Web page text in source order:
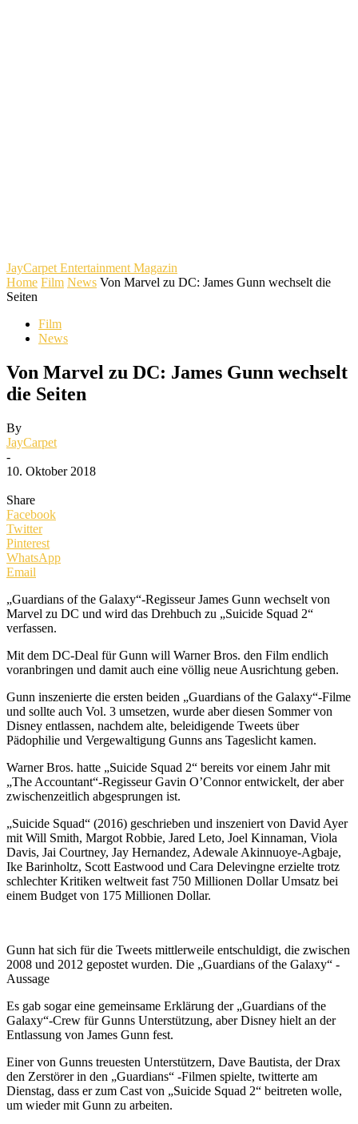
JayCarpet Entertainment Magazin
Home Film News Von Marvel zu DC: James Gunn wechselt die
Seiten
Film
News
Von Marvel zu DC: James Gunn wechselt
die Seiten
By
JayCarpet
-
10. Oktober 2018
Share
Facebook
Twitter
Pinterest
WhatsApp
Email
„Guardians of the Galaxy“-Regisseur James Gunn wechselt von
Marvel zu DC und wird das Drehbuch zu „Suicide Squad 2“
verfassen.
Mit dem DC-Deal für Gunn will Warner Bros. den Film endlich
voranbringen und damit auch eine völlig neue Ausrichtung geben.
Gunn inszenierte die ersten beiden „Guardians of the Galaxy“-Filme
und sollte auch Vol. 3 umsetzen, wurde aber diesen Sommer von
Disney entlassen, nachdem alte, beleidigende Tweets über
Pädophilie und Vergewaltigung Gunns ans Tageslicht kamen.
Warner Bros. hatte „Suicide Squad 2“ bereits vor einem Jahr mit
„The Accountant“-Regisseur Gavin O’Connor entwickelt, der aber
zwischenzeitlich abgesprungen ist.
„Suicide Squad“ (2016) geschrieben und inszeniert von David Ayer
mit Will Smith, Margot Robbie, Jared Leto, Joel Kinnaman, Viola
Davis, Jai Courtney, Jay Hernandez, Adewale Akinnuoye-Agbaje,
Ike Barinholtz, Scott Eastwood und Cara Delevingne erzielte trotz
schlechter Kritiken weltweit fast 750 Millionen Dollar Umsatz bei
einem Budget von 175 Millionen Dollar.
Gunn hat sich für die Tweets mittlerweile entschuldigt, die zwischen
2008 und 2012 gepostet wurden. Die „Guardians of the Galaxy“ -
Aussage
Es gab sogar eine gemeinsame Erklärung der „Guardians of the
Galaxy“-Crew für Gunns Unterstützung, aber Disney hielt an der
Entlassung von James Gunn fest.
Einer von Gunns treuesten Unterstützern, Dave Bautista, der Drax
den Zerstörer in den „Guardians“ -Filmen spielte, twitterte am
Dienstag, dass er zum Cast von „Suicide Squad 2“ beitreten wolle,
um wieder mit Gunn zu arbeiten.